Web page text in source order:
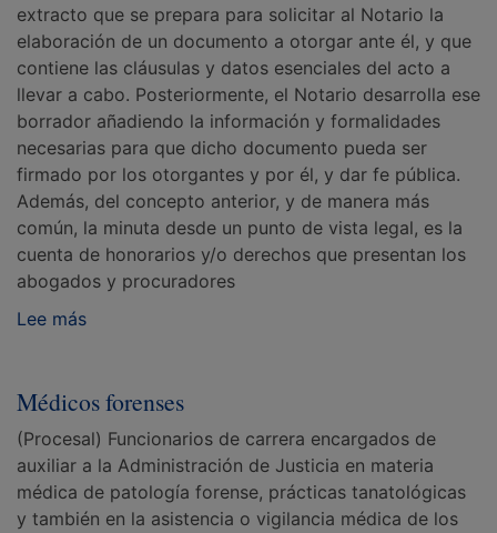
extracto que se prepara para solicitar al Notario la
elaboración de un documento a otorgar ante él, y que
contiene las cláusulas y datos esenciales del acto a
llevar a cabo. Posteriormente, el Notario desarrolla ese
borrador añadiendo la información y formalidades
necesarias para que dicho documento pueda ser
firmado por los otorgantes y por él, y dar fe pública.
Además, del concepto anterior, y de manera más
común, la minuta desde un punto de vista legal, es la
cuenta de honorarios y/o derechos que presentan los
abogados y procuradores
Lee más
Médicos forenses
(Procesal) Funcionarios de carrera encargados de
auxiliar a la Administración de Justicia en materia
médica de patología forense, prácticas tanatológicas
y también en la asistencia o vigilancia médica de los